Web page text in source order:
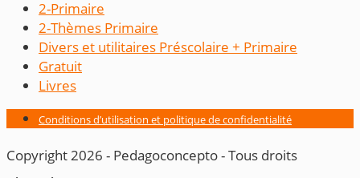
2-Primaire
2-Thèmes Primaire
Divers et utilitaires Préscolaire + Primaire
Gratuit
Livres
Conditions d’utilisation et politique de confidentialité
Copyright 2026 - Pedagoconcepto - Tous droits